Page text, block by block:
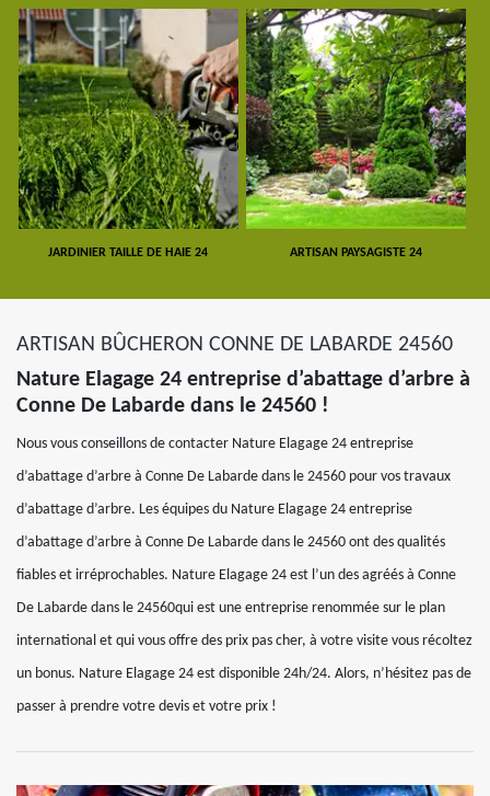
JARDINIER TAILLE DE HAIE 24 ARTISAN PAYSAGISTE 24
ARTISAN BÛCHERON CONNE DE LABARDE 24560
Nature Elagage 24 entreprise d’abattage d’arbre à
Conne De Labarde dans le 24560 !
Nous vous conseillons de contacter Nature Elagage 24 entreprise
d’abattage d’arbre à Conne De Labarde dans le 24560 pour vos travaux
d’abattage d’arbre. Les équipes du Nature Elagage 24 entreprise
d’abattage d’arbre à Conne De Labarde dans le 24560 ont des qualités
fiables et irréprochables. Nature Elagage 24 est l’un des agréés à Conne
De Labarde dans le 24560qui est une entreprise renommée sur le plan
international et qui vous offre des prix pas cher, à votre visite vous récoltez
un bonus. Nature Elagage 24 est disponible 24h/24. Alors, n’hésitez pas de
passer à prendre votre devis et votre prix !